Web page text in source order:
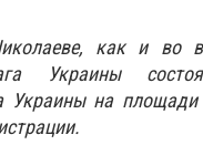
как и во
Украины
Украины на